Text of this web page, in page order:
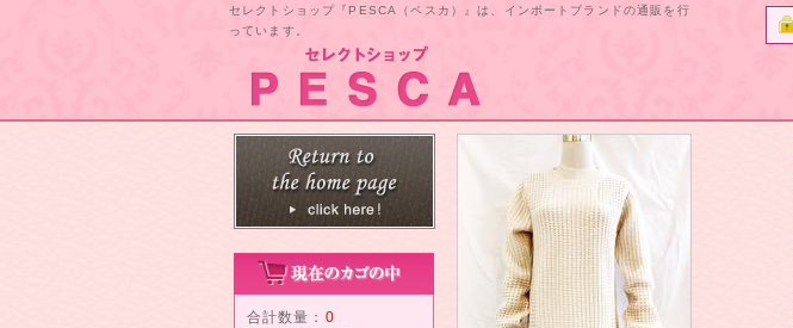
セレクトショップ『PESCA（ペスカ）』は、インポートブランドの通販を行
っています。
合計数量： 0